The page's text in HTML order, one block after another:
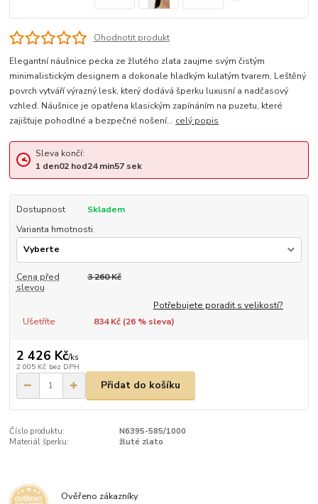
Ohodnotit produkt
Elegantní náušnice pecka ze žlutého zlata zaujme svým čistým
minimalistickým designem a dokonale hladkým kulatým tvarem. Leštěný
povrch vytváří výrazný lesk, který dodává šperku luxusní a nadčasový
vzhled. Náušnice je opatřena klasickým zapínáním na puzetu, které
zajišťuje pohodlné a bezpečné nošení... celý popis
Sleva končí:
1 den02hod24min56sek
Dostupnost
Skladem
Varianta hmotnosti
Cena před
slevou
3 260 Kč
Potřebujete poradit s velikostí?
Ušetříte
834 Kč (26% sleva)
2 426 Kč/ks
2 005 Kč bez DPH
Přidat do košíku
Číslo produktu:
N6395-585/1000
Materiál šperku:
žluté zlato
Ověřeno zákazníky